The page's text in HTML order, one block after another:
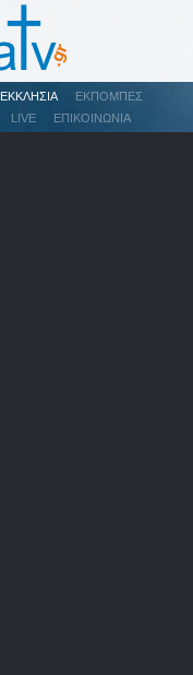
ΕΚΚΛΗΣΊΑ
ΕΚΠΟΜΠΈΣ
LIVE ΕΠΙΚΟΙΝΩΝΊΑ